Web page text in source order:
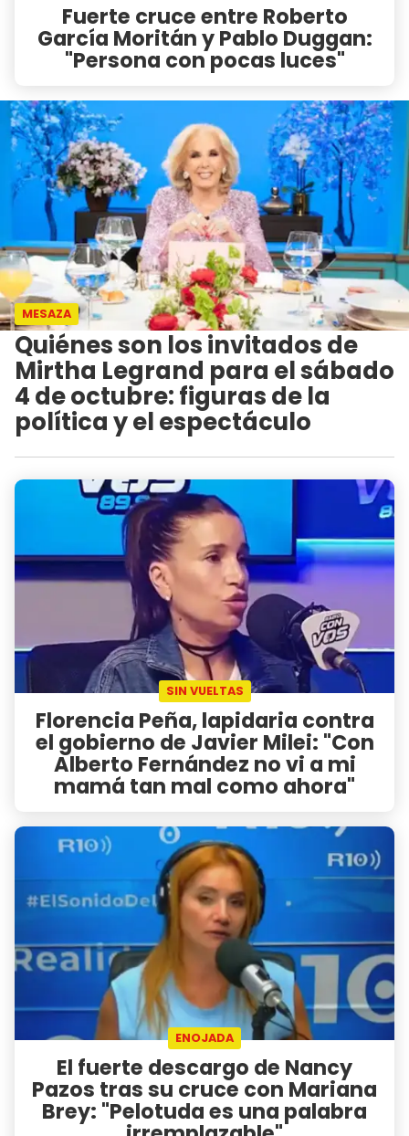
Fuerte cruce entre Roberto
García Moritán y Pablo Duggan:
"Persona con pocas luces"
MESAZA
Quiénes son los invitados de
Mirtha Legrand para el sábado
4 de octubre: figuras de la
política y el espectáculo
SIN VUELTAS
Florencia Peña, lapidaria contra
el gobierno de Javier Milei: "Con
Alberto Fernández no vi a mi
mamá tan mal como ahora"
ENOJADA
El fuerte descargo de Nancy
Pazos tras su cruce con Mariana
Brey: "Pelotuda es una palabra